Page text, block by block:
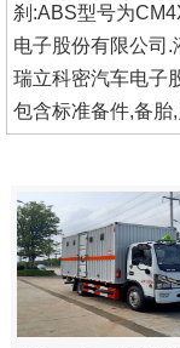
刹:ABS型号为
电子股份有限公司.
瑞立科密汽车电子
包含标准备件,备胎